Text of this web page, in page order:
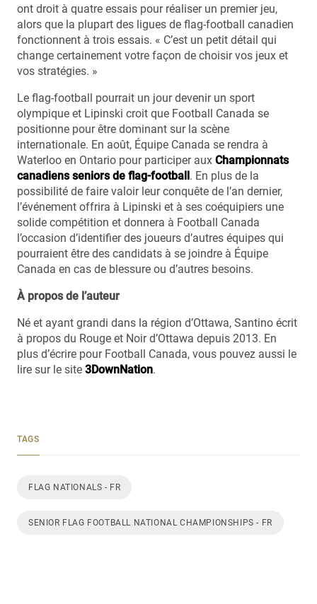
ont droit à quatre essais pour réaliser un premier jeu,
alors que la plupart des ligues de flag-football canadien
fonctionnent à trois essais. « C’est un petit détail qui
change certainement votre façon de choisir vos jeux et
vos stratégies. »
Le flag-football pourrait un jour devenir un sport
olympique et Lipinski croit que Football Canada se
positionne pour être dominant sur la scène
internationale. En août, Équipe Canada se rendra à
Waterloo en Ontario pour participer aux Championnats
canadiens seniors de flag-football. En plus de la
possibilité de faire valoir leur conquête de l’an dernier,
l’événement offrira à Lipinski et à ses coéquipiers une
solide compétition et donnera à Football Canada
l’occasion d’identifier des joueurs d’autres équipes qui
pourraient être des candidats à se joindre à Équipe
Canada en cas de blessure ou d’autres besoins.
À propos de l’auteur
Né et ayant grandi dans la région d’Ottawa, Santino écrit
à propos du Rouge et Noir d’Ottawa depuis 2013. En
plus d’écrire pour Football Canada, vous pouvez aussi le
lire sur le site 3DownNation.
TAGS
FLAG NATIONALS - FR
SENIOR FLAG FOOTBALL NATIONAL CHAMPIONSHIPS - FR